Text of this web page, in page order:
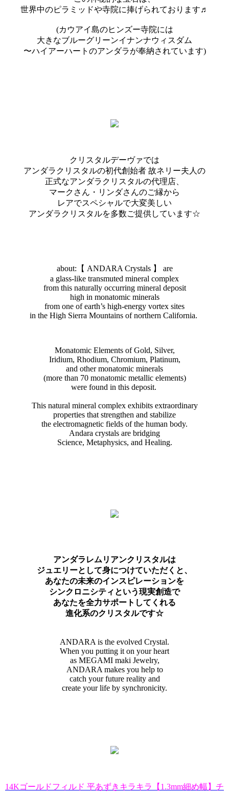
世界中のピラミッドや寺院に捧げられております♬
(カウアイ島のヒンズー寺院には
大きなブルーグリーンイナンナウィスダム
〜ハイアーハートのアンダラが奉納されています)
クリスタルデーヴァでは
アンダラクリスタルの初代創始者 故ネリー夫人の
正式なアンダラクリスタルの代理店、
マークさん・リンダさんのご縁から
レアでスペシャルで大変美しい
アンダラクリスタルを多数ご提供しています☆
about:【 ANDARA Crystals 】 are
a glass-like transmuted mineral complex
from this naturally occurring mineral deposit
high in monatomic minerals
from one of earth’s high-energy vortex sites
in the High Sierra Mountains of northern California.
Monatomic Elements of Gold, Silver,
Iridium, Rhodium, Chromium, Platinum,
and other monatomic minerals
(more than 70 monatomic metallic elements)
were found in this deposit.
This natural mineral complex exhibits extraordinary
properties that strengthen and stabilize
the electromagnetic fields of the human body.
Andara crystals are bridging
Science, Metaphysics, and Healing.
アンダラレムリアンクリスタルは
ジュエリーとして身につけていただくと、
あなたの未来のインスピレーションを
シンクロニシティという現実創造で
あなたを全力サポートしてくれる
進化系のクリスタルです☆
ANDARA is the evolved Crystal.
When you putting it on your heart
as MEGAMI maki Jewelry,
ANDARA makes you help to
catch your future reality and
create your life by synchronicity.
14Kゴールドフィルド 平あずきキラキラ【1.3mm細め幅】チ